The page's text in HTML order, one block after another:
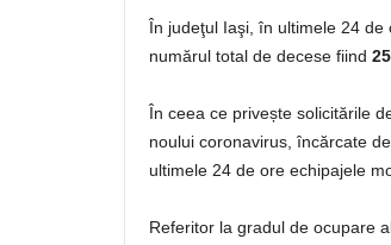
În judeţul Iaşi, în ultimele 24 de
numărul total de decese fiind
În ceea ce privește solicitările
noului coronavirus, încărcate
ultimele 24 de ore
Referitor la gradul de ocupare